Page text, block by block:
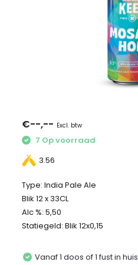
€--,-- Excl. btw
7 Op voorraad
3.56
Type: India Pale Ale
Blik 12 x 33CL
Alc %: 5,50
Statiegeld: Blik 12x0,15
Vanaf 1 doos of 1 fust in huis